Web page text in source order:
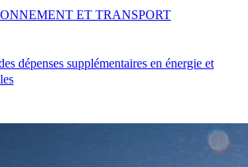
dépenses supplémentaires en énergie et
ET TRANSPORT